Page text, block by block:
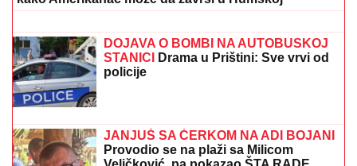
OGLASILA SE TANJA SAVIĆ NAKON
KONCERT"Meni to mnogo znači", čim
je shvatila da situacija IZMIČE
KONTROLI morala da reaguje